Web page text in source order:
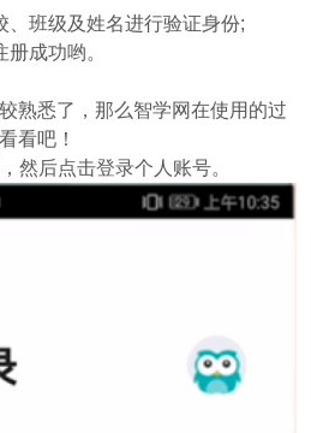
、班级及姓名进行验证身份;
成功哟。
熟悉了，那么智学网在使用的过
看吧！
然后点击登录个人账号。